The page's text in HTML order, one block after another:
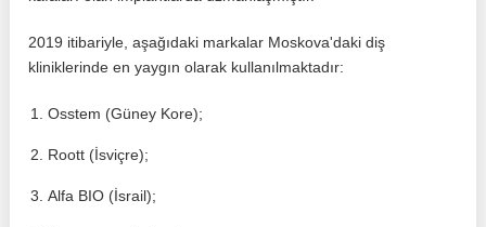
2019 itibariyle, aşağıdaki markalar Moskova'daki diş
kliniklerinde en yaygın olarak kullanılmaktadır:
Osstem (Güney Kore);
Roott (İsviçre);
Alfa BIO (İsrail);